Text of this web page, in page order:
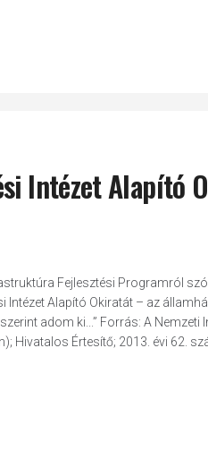
Intézet Alapító
Fejlesztési Programról
Alapító Okiratát – az
adom ki...” Forrás: A
Hivatalos Értesítő; 2013. évi 62.